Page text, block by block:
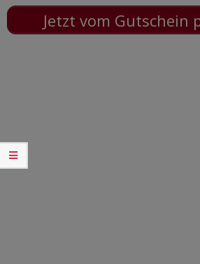
Jetzt vom Gutschein